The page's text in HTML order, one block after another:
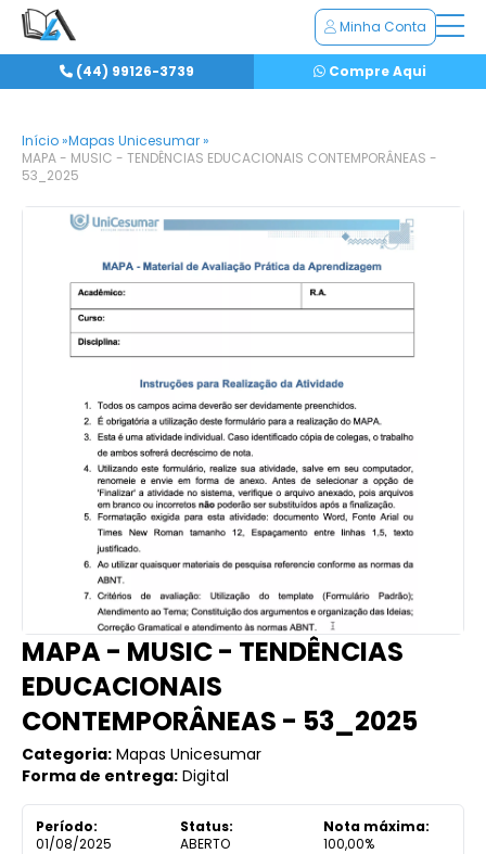
Minha Conta
(44) 99126-3739 Compre Aqui
Início »Mapas Unicesumar »
MAPA - MUSIC - TENDÊNCIAS EDUCACIONAIS CONTEMPORÂNEAS -
53_2025
MAPA - MUSIC - TENDÊNCIAS
EDUCACIONAIS
CONTEMPORÂNEAS - 53_2025
Categoria: Mapas Unicesumar
Forma de entrega: Digital
Período:
01/08/2025
Status:
ABERTO
Nota máxima:
100,00%